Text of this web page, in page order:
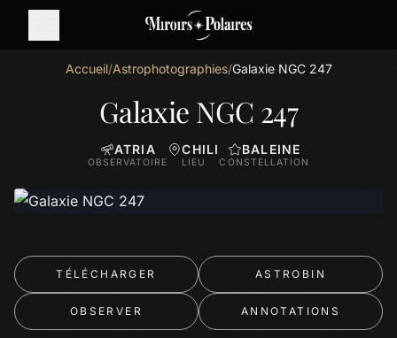
Accueil/Astrophotographies/Galaxie NGC 247
Galaxie NGC 247
ATRIA
OBSERVATOIRE
CHILI
LIEU
BALEINE
CONSTELLATION
TÉLÉCHARGER ASTROBIN
OBSERVER ANNOTATIONS